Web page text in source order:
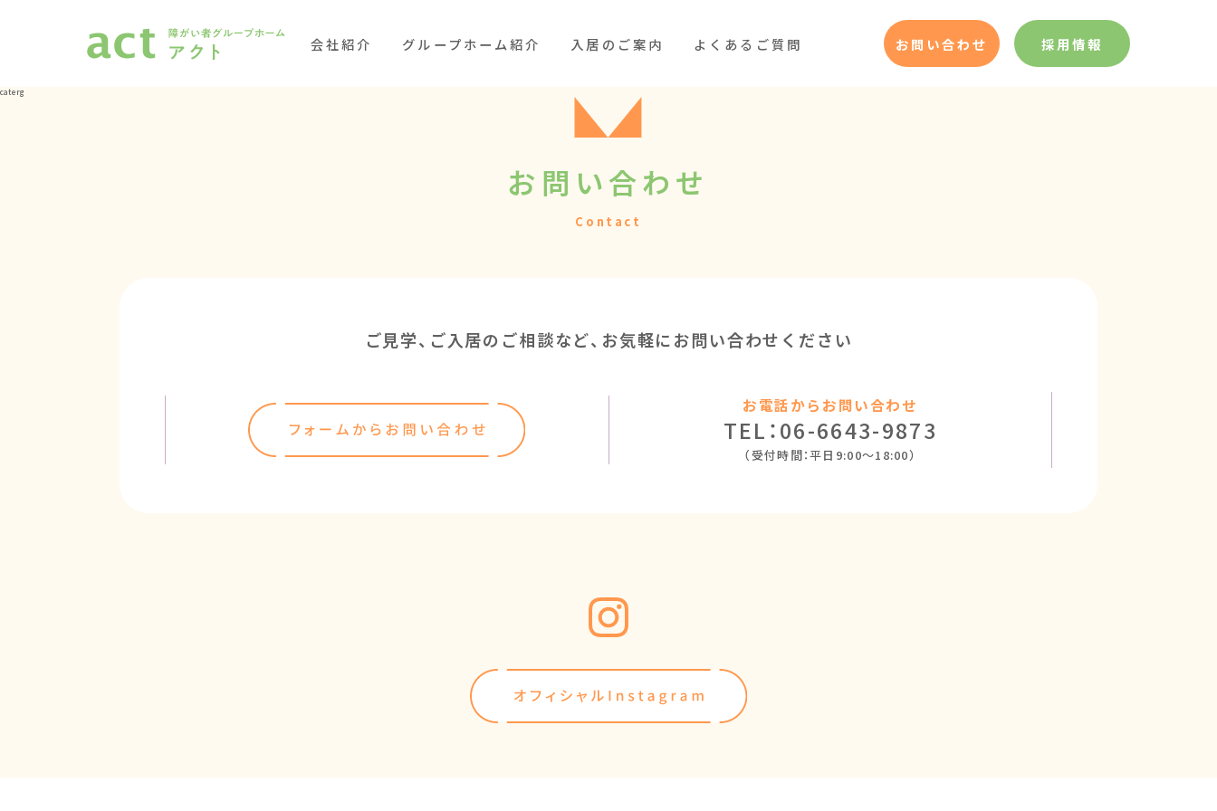
会社紹介 グループホーム紹介 入居のご案内 よくあるご質問 お問い合わせ 採用情報
caterg
お問い合わせ
Contact
ご見学、ご入居のご相談など、 お気軽にお問い合わせください
お電話からお問い合わせ
TEL：06-6643-9873
（受付時間：平日9:00～18:00）